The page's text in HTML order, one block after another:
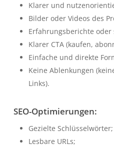
Klarer und
Bilder oder Videos des
Erfahrungsberichte oder
Klarer CTA (kaufen,
Einfache und direkte
Keine Ablenkungen
Links).
SEO-Optimierungen:
Gezielte Schlüsselwörter;
Lesbare URLs;